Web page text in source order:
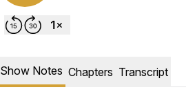
Show Notes Chapters Transcript